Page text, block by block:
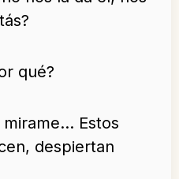
qué?
Estos
despiertan